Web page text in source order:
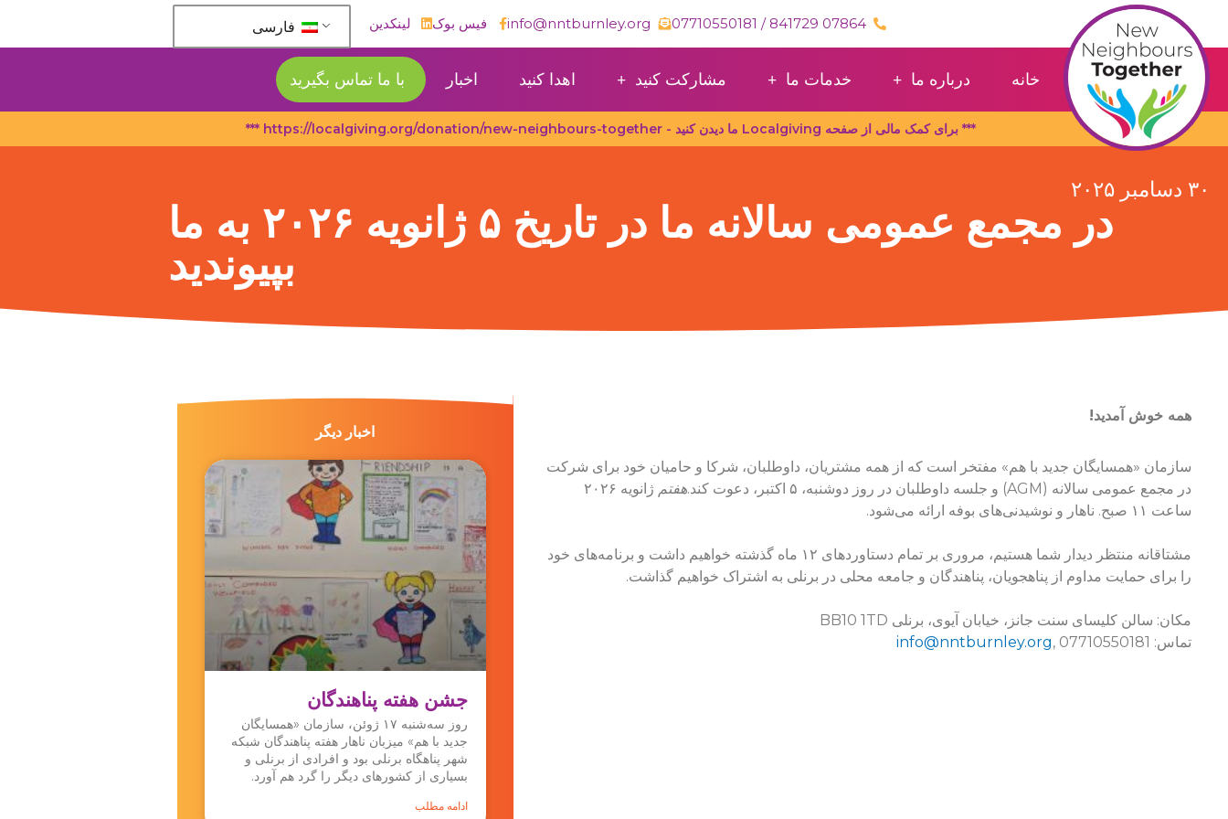
محتوا
07864 841729 / 07710550181
info@nntburnley.org فیس بوک لینکدین فارسی
خانه درباره ما خدمات ما مشارکت کنید اهدا کنید اخبار با ما تماس بگیرید
*** برای کمک مالی از صفحه Localgiving ما دیدن کنید - https://localgiving.org/donation/new-neighbours-together ***
۳۰ دسامبر ۲۰۲۵
در مجمع عمومی سالانه ما در تاریخ ۵ ژانویه ۲۰۲۶ به ما
بپیوندید
همه خوش آمدید!
سازمان «همسایگان جدید با هم» مفتخر است که از همه مشتریان، داوطلبان، شرکا و حامیان خود برای شرکت
در مجمع عمومی سالانه (AGM) و جلسه داوطلبان در روز دوشنبه، ۵ اکتبر، دعوت کند.
هفتم
ژانویه ۲۰۲۶
ساعت ۱۱ صبح. ناهار و نوشیدنی‌های بوفه ارائه می‌شود.
مشتاقانه منتظر دیدار شما هستیم، مروری بر تمام دستاوردهای ۱۲ ماه گذشته خواهیم داشت و برنامه‌های خود
را برای حمایت مداوم از پناهجویان، پناهندگان و جامعه محلی در برنلی به اشتراک خواهیم گذاشت.
مکان: سالن کلیسای سنت جانز، خیابان آیوی، برنلی BB10 1TD
تماس:
info@nntburnley.org, 07710550181
اخبار دیگر
جشن هفته پناهندگان
روز سه‌شنبه ۱۷ ژوئن، سازمان «همسایگان
جدید با هم» میزبان ناهار هفته پناهندگان شبکه
شهر پناهگاه برنلی بود و افرادی از برنلی و
بسیاری از کشورهای دیگر را گرد هم آورد.
ادامه مطلب